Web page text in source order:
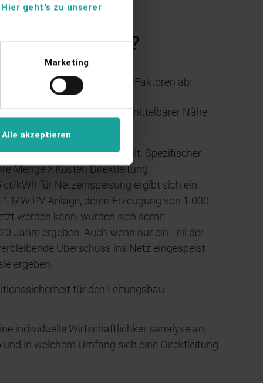
Hier geht's zu unserer
Marketing
Alle akzeptieren
wirtschaftlich?
lohnt, hängt von mehreren Faktoren ab:
Ideal sind Abnehmer in unmittelbarer Nähe
attraktiv ist, wenn gilt: Spezifischer
Menge > Kosten Direktleitung.
kWh für Netzeinspeisung ergibt sich ein
MW-PV-Anlage, deren Erzeugung von 1.000
werden kann, würden sich somit
Jahre ergeben. Auch wenn nur ein Teil der
Überschuss ins Netz eingespeist
ergeben.
für den Leitungsbau.
individuelle Wirtschaftlichkeitsanalyse an,
in welchem Umfang sich eine Direktleitung